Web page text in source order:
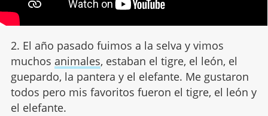
2. El año pasado fuimos a la selva y vimos
muchos animales, estaban el tigre, el león, el
guepardo, la pantera y el elefante. Me gustaron
todos pero mis favoritos fueron el tigre, el león y
el elefante.